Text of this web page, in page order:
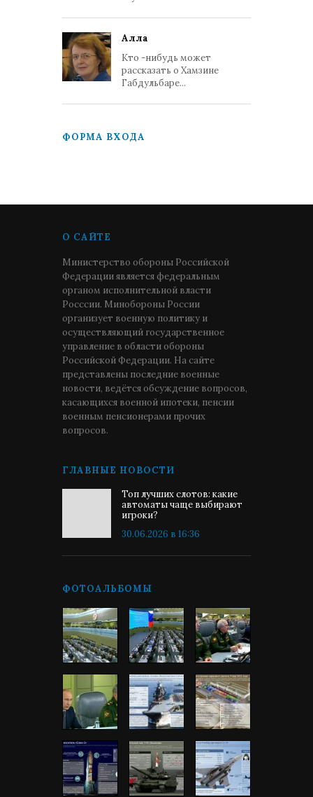
Алла
Кто -нибудь может
рассказать о Хамзине
Габдульбаре...
ФОРМА ВХОДА
О САЙТЕ
Министерство обороны Российской
Федерации является федеральным
органом исполнительной власти
Росссии. Минобороны России
организует военную политику и
осуществляющий государственное
управление в области обороны
Российской Федерации. На сайте
представлены последние военные
новости, ведётся обсуждение вопросов,
касающихся военной ипотеки, пенсии
военным пенсионерами прочих
вопросов.
ГЛАВНЫЕ НОВОСТИ
Топ лучших слотов: какие
автоматы чаще выбирают
игроки?
30.06.2026 в 16:36
ФОТОАЛЬБОМЫ